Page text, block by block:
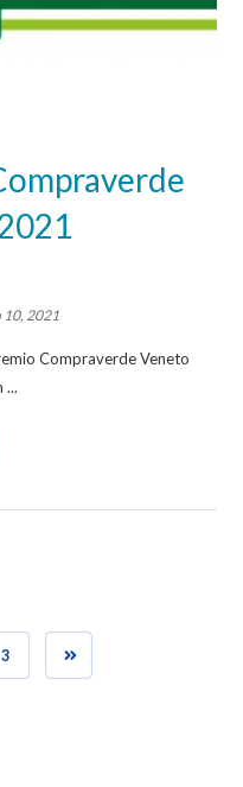
10, 2021
Compraverde Veneto
...
3